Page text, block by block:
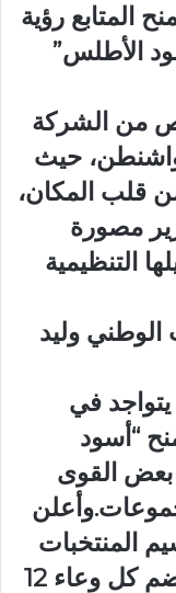
المتابع رؤية
الأطلس”
من الشركة
واشنطن، حيث
قلب المكان،
مصورة
التنظيمية
وليد
في
“أسود
بعض القوى
المنتخبات
الـ48 إلى أربعة أوعية بحيث يضم كل وعاء 12